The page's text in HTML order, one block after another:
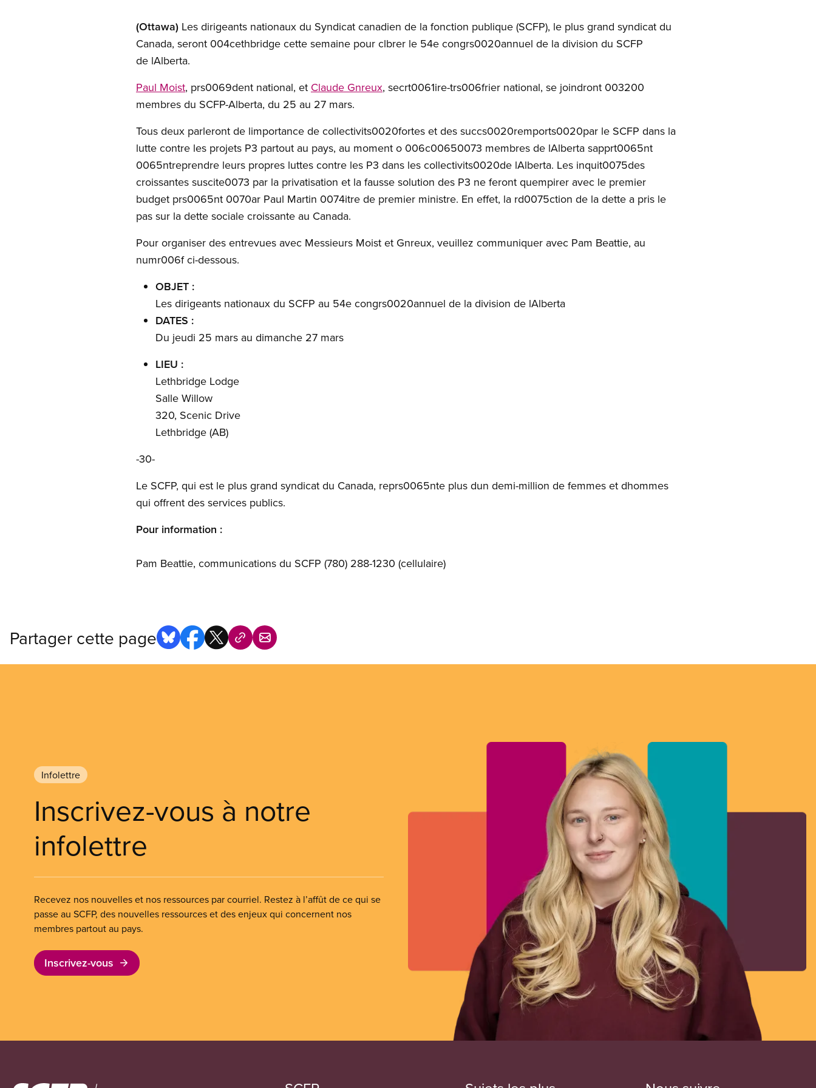
(Ottawa) Les dirigeants nationaux du Syndicat canadien de la fonction publique (SCFP), le plus grand syndicat du
Canada, seront 004cethbridge cette semaine pour clbrer le 54e congrs0020annuel de la division du SCFP
de lAlberta.
Paul Moist, prs0069dent national, et Claude Gnreux, secrt0061ire-trs006frier national, se joindront 003200
membres du SCFP-Alberta, du 25 au 27 mars.
Tous deux parleront de limportance de collectivits0020fortes et des succs0020remports0020par le SCFP dans la
lutte contre les projets P3 partout au pays, au moment o 006c00650073 membres de lAlberta sapprt0065nt
0065ntreprendre leurs propres luttes contre les P3 dans les collectivits0020de lAlberta. Les inquit0075des
croissantes suscite0073 par la privatisation et la fausse solution des P3 ne feront quempirer avec le premier
budget prs0065nt 0070ar Paul Martin 0074itre de premier ministre. En effet, la rd0075ction de la dette a pris le
pas sur la dette sociale croissante au Canada.
Pour organiser des entrevues avec Messieurs Moist et Gnreux, veuillez communiquer avec Pam Beattie, au
numr006f ci-dessous.
OBJET :
Les dirigeants nationaux du SCFP au 54e congrs0020annuel de la division de lAlberta
DATES :
Du jeudi 25 mars au dimanche 27 mars
LIEU :
Lethbridge Lodge
Salle Willow
320, Scenic Drive
Lethbridge (AB)
-30-
Le SCFP, qui est le plus grand syndicat du Canada, reprs0065nte plus dun demi-million de femmes et dhommes
qui offrent des services publics.
Pour information :
Pam Beattie, communications du SCFP (780) 288-1230 (cellulaire)
Partager cette page
Infolettre
Inscrivez-vous à notre
infolettre
Recevez nos nouvelles et nos ressources par courriel. Restez à l’affût de ce qui se
passe au SCFP, des nouvelles ressources et des enjeux qui concernent nos
membres partout au pays.
Inscrivez-vous